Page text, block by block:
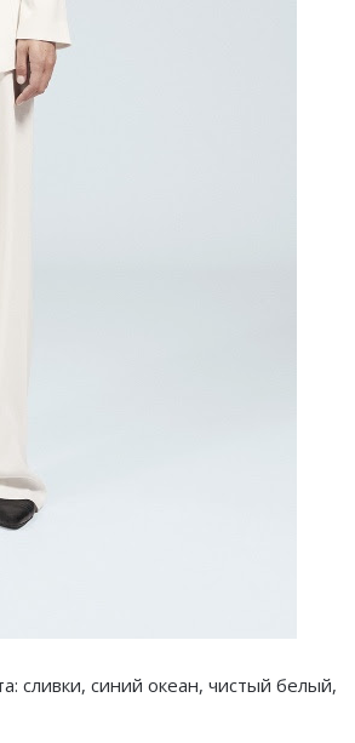
сливки, синий океан, чистый белый,